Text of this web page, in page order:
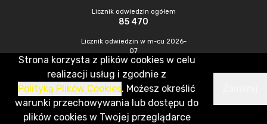
Licznik odwiedzin ogółem
85 470
Licznik odwiedzin w m-cu 2026-
07
237
CMS & Hosting: Nefeni Sp. z o.o.
Strona korzysta z plików cookies w celu
realizacji usług i zgodnie z
Polityką Plików Cookies. Możesz określić
warunki przechowywania lub dostępu do
plików cookies w Twojej przeglądarce